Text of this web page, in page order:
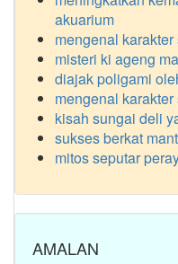
akuarium
mengenal
misteri ki ageng
diajak poligami
mengenal
kisah sungai deli
sukses berkat
mitos seputar
AMALAN